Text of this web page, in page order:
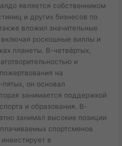
является собственником
и других бизнесов по
вложил значительные
роскошные виллы и
планеты. В-четвёртых,
и
на
он основал
занимается поддержкой
и образования. В-
занимал высокие позиции
спортсменов
в